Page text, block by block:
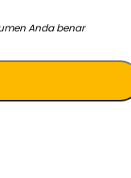
Anda benar